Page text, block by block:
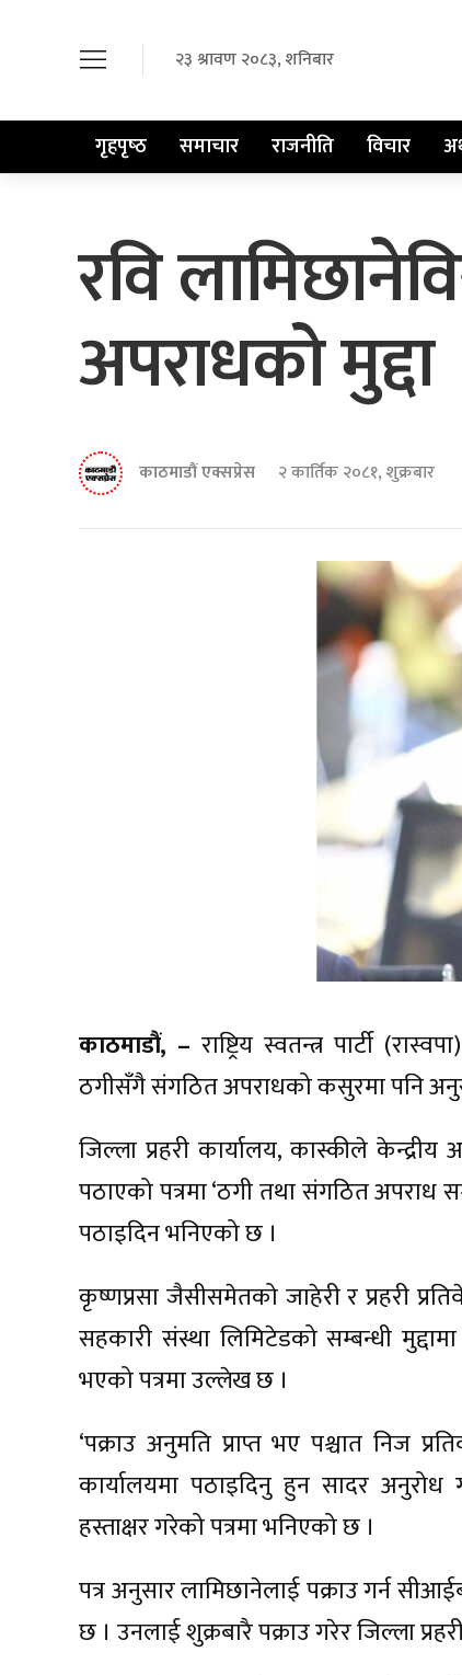
२३ श्रावण २०८३, शनिबार
गृहपृष्‍ठ समाचार राजनीति विचार
रवि
अपराधको मुद्दा
काठमाडौं एक्सप्रेस २ कार्तिक २०८१, शुक्रबार
काठमाडौं, – राष्ट्रिय स्वतन्त्र पार्टी
ठगीसँगै संगठित अपराधको कसुरमा पनि
जिल्ला प्रहरी कार्यालय, कास्कीले
पठाएको पत्रमा ‘ठगी तथा संगठित अपराध
पठाइदिन भनिएको छ ।
कृष्णप्रसा जैसीसमेतको जाहेरी र प्रहरी
सहकारी संस्था लिमिटेडको सम्बन्धी
भएको पत्रमा उल्लेख छ ।
‘पक्राउ अनुमति प्राप्त भए पश्चात निज
कार्यालयमा पठाइदिनु हुन सादर
हस्ताक्षर गरेको पत्रमा भनिएको छ ।
पत्र अनुसार लामिछानेलाई पक्राउ गर्न
छ । उनलाई शुक्रबारै पक्राउ गरेर जिल्ला